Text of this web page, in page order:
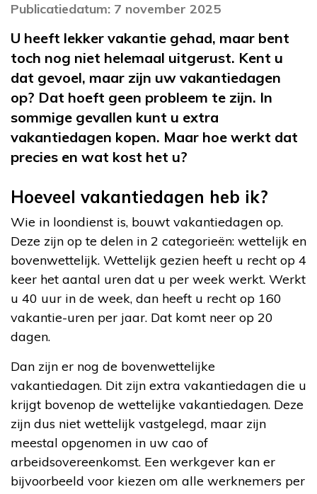
Publicatiedatum: 7 november 2025
U heeft lekker vakantie gehad, maar bent
toch nog niet helemaal uitgerust. Kent u
dat gevoel, maar zijn uw vakantiedagen
op? Dat hoeft geen probleem te zijn. In
sommige gevallen kunt u extra
vakantiedagen kopen. Maar hoe werkt dat
precies en wat kost het u?
Hoeveel vakantiedagen heb ik?
Wie in loondienst is, bouwt vakantiedagen op.
Deze zijn op te delen in 2 categorieën: wettelijk en
bovenwettelijk. Wettelijk gezien heeft u recht op 4
keer het aantal uren dat u per week werkt. Werkt
u 40 uur in de week, dan heeft u recht op 160
vakantie-uren per jaar. Dat komt neer op 20
dagen.
Dan zijn er nog de bovenwettelijke
vakantiedagen. Dit zijn extra vakantiedagen die u
krijgt bovenop de wettelijke vakantiedagen. Deze
zijn dus niet wettelijk vastgelegd, maar zijn
meestal opgenomen in uw cao of
arbeidsovereenkomst. Een werkgever kan er
bijvoorbeeld voor kiezen om alle werknemers per